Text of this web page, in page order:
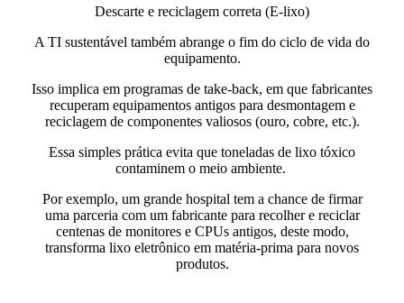
Descarte e reciclagem correta (E-lixo)
A TI sustentável também abrange o fim do ciclo de vida do
equipamento.
Isso implica em programas de take-back, em que fabricantes
recuperam equipamentos antigos para desmontagem e
reciclagem de componentes valiosos (ouro, cobre, etc.).
Essa simples prática evita que toneladas de lixo tóxico
contaminem o meio ambiente.
Por exemplo, um grande hospital tem a chance de firmar
uma parceria com um fabricante para recolher e reciclar
centenas de monitores e CPUs antigos, deste modo,
transforma lixo eletrônico em matéria-prima para novos
produtos.